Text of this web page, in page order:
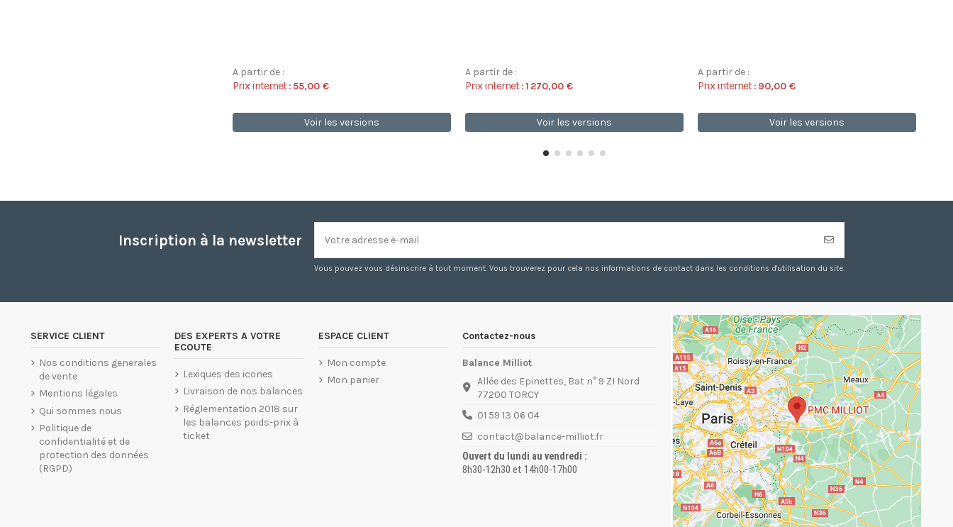
A partir de :
Prix internet : 55,00 €
Voir les versions
A partir de :
Prix internet :1 270,00 €
Voir les versions
A partir de :
Prix internet : 90,00 €
Voir les versions
Inscription à la newsletter
Vous pouvez vous désinscrire à tout moment. Vous trouverez pour cela nos informations de contact dans les conditions d'utilisation du site.
SERVICE CLIENT
Nos conditions generales
de vente
Mentions légales
Qui sommes nous
Politique de
confidentialité et de
protection des données
(RGPD)
DES EXPERTS A VOTRE
ECOUTE
Lexiques des icones
Livraison de nos balances
Réglementation 2018 sur
les balances poids-prix à
ticket
ESPACE CLIENT
Mon compte
Mon panier
Contactez-nous
Balance Milliot
Allée des Epinettes, Bat n° 9 ZI Nord
77200 TORCY
01 59 13 06 04
contact@balance-milliot.fr
Ouvert du lundi au vendredi :
8h30-12h30 et 14h00-17h00